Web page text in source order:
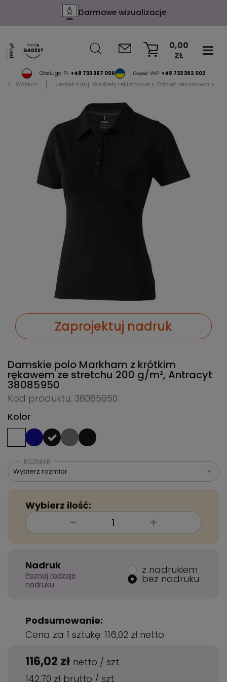
Darmowe wizualizacje
Obsługa PL +48 733 367 006 Сервіс УКР +48 733 382 002
0,00
ZŁ
Wstecz Jesteś tutaj: Gadżety reklamowe Odzież reklamowa
Zaprojektuj nadruk
Damskie polo Markham z krótkim
rękawem ze stretchu 200 g/m², Antracyt
38085950
Kod produktu: 38085950
Kolor
ROZMIAR
Wybierz rozmiar
Wybierz ilość:
Nadruk
Poznaj rodzaje
nadruku
z nadrukiem
bez nadruku
Podsumowanie:
Cena za 1 sztukę: 116,02 zł netto
116,02 zł netto / szt.
142,70 zł brutto / szt.